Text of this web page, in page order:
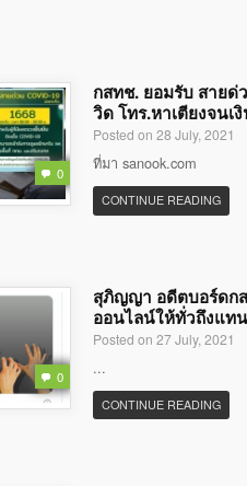
0
กสทช. ยอมรับ สาย
วิด โทร.หาเตียงจนเ
Posted on 28 July, 2021
ที่มา sanook.com
CONTINUE READING
0
สุภิญญา อดีตบอร์ดกส
ออนไลน์ให้ทั่วถึงแท
Posted on 27 July, 2021
...
CONTINUE READING